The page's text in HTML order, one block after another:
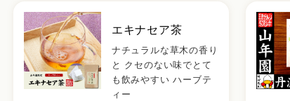
エキナセア茶
ナチュラルな草木の香り
と クセのない味でとて
も飲みやすい ハーブテ
ィー